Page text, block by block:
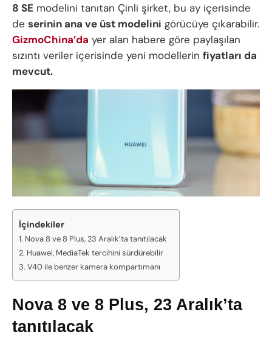
8 SE modelini tanıtan Çinli şirket, bu ay içerisinde
de serinin ana ve üst modelini görücüye çıkarabilir.
GizmoChina’da yer alan habere göre paylaşılan
sızıntı veriler içerisinde yeni modellerin fiyatları da
mevcut.
İçindekiler
Nova 8 ve 8 Plus, 23 Aralık’ta tanıtılacak
Huawei, MediaTek tercihini sürdürebilir
V40 ile benzer kamera kompartımanı
Nova 8 ve 8 Plus, 23 Aralık’ta
tanıtılacak